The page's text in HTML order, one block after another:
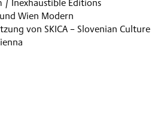
Wien Modern
von SKICA – Slovenian Culture